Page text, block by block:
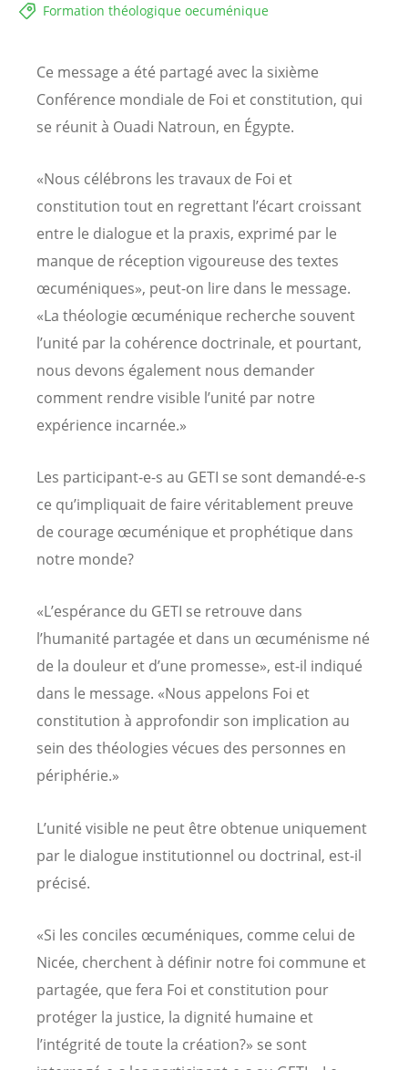
Formation théologique oecuménique
Ce message a été partagé avec la sixième
Conférence mondiale de Foi et constitution, qui
se réunit à Ouadi Natroun, en Égypte.
«Nous célébrons les travaux de Foi et
constitution tout en regrettant l’écart croissant
entre le dialogue et la praxis, exprimé par le
manque de réception vigoureuse des textes
œcuméniques», peut-on lire dans le message.
«La théologie œcuménique recherche souvent
l’unité par la cohérence doctrinale, et pourtant,
nous devons également nous demander
comment rendre visible l’unité par notre
expérience incarnée.»
Les participant-e-s au GETI se sont demandé-e-s
ce qu’impliquait de faire véritablement preuve
de courage œcuménique et prophétique dans
notre monde?
«L’espérance du GETI se retrouve dans
l’humanité partagée et dans un œcuménisme né
de la douleur et d’une promesse», est-il indiqué
dans le message. «Nous appelons Foi et
constitution à approfondir son implication au
sein des théologies vécues des personnes en
périphérie.»
L’unité visible ne peut être obtenue uniquement
par le dialogue institutionnel ou doctrinal, est-il
précisé.
«Si les conciles œcuméniques, comme celui de
Nicée, cherchent à définir notre foi commune et
partagée, que fera Foi et constitution pour
protéger la justice, la dignité humaine et
l’intégrité de toute la création?» se sont